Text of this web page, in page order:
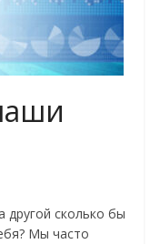
другой сколько бы
Мы часто